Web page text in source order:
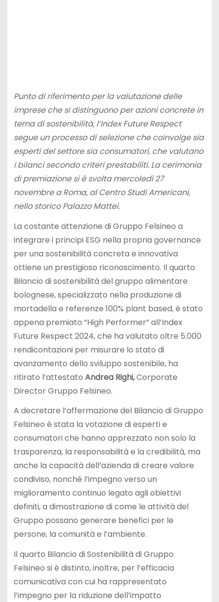
Punto di riferimento per la valutazione delle
imprese che si distinguono per azioni concrete in
tema di sostenibilità, l’Index Future Respect
segue un processo di selezione che coinvolge sia
esperti del settore sia consumatori, che valutano
i bilanci secondo criteri prestabiliti. La cerimonia
di premiazione si è svolta mercoledì 27
novembre a Roma, al Centro Studi Americani,
nello storico Palazzo Mattei.
La costante attenzione di Gruppo Felsineo a
integrare i principi ESG nella propria governance
per una sostenibilità concreta e innovativa
ottiene un prestigioso riconoscimento. Il quarto
Bilancio di sostenibilità del gruppo alimentare
bolognese, specializzato nella produzione di
mortadella e referenze 100% plant based, è stato
appena premiato “High Performer” all’Index
Future Respect 2024, che ha valutato oltre 5.000
rendicontazioni per misurare lo stato di
avanzamento dello sviluppo sostenibile, ha
ritirato l’attestato Andrea Righi,Corporate
Director Gruppo Felsineo.
A decretare l’affermazione del Bilancio di Gruppo
Felsineo è stata la votazione di esperti e
consumatori che hanno apprezzato non solo la
trasparenza, la responsabilità e la credibilità, ma
anche la capacità dell’azienda di creare valore
condiviso, nonché l’impegno verso un
miglioramento continuo legato agli obiettivi
definiti, a dimostrazione di come le attività del
Gruppo possano generare benefici per le
persone, la comunità e l’ambiente.
Il quarto Bilancio di Sostenibilità di Gruppo
Felsineo si è distinto, inoltre, per l’efficacia
comunicativa con cui ha rappresentato
l’impegno per la riduzione dell’impatto